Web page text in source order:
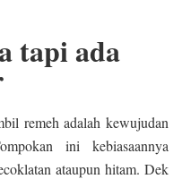
tapi ada
remeh adalah kewujudan
ini kebiasaannya
ataupun hitam. Dek